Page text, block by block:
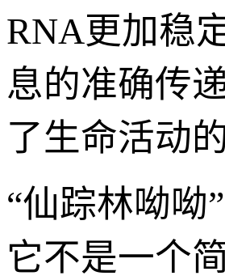
RNA更加稳
息的准确传
了生命活动
“仙踪林呦呦
它不是一个